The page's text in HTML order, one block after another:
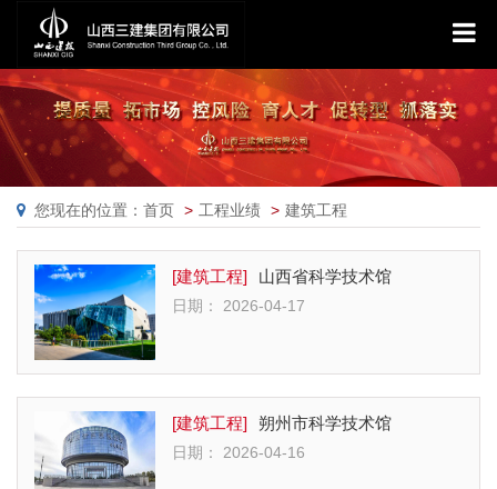
您现在的位置：首页 工程业绩 建筑工程
[建筑工程] 山西省科学技术馆
日期： 2026-04-17
[建筑工程] 朔州市科学技术馆
日期： 2026-04-16